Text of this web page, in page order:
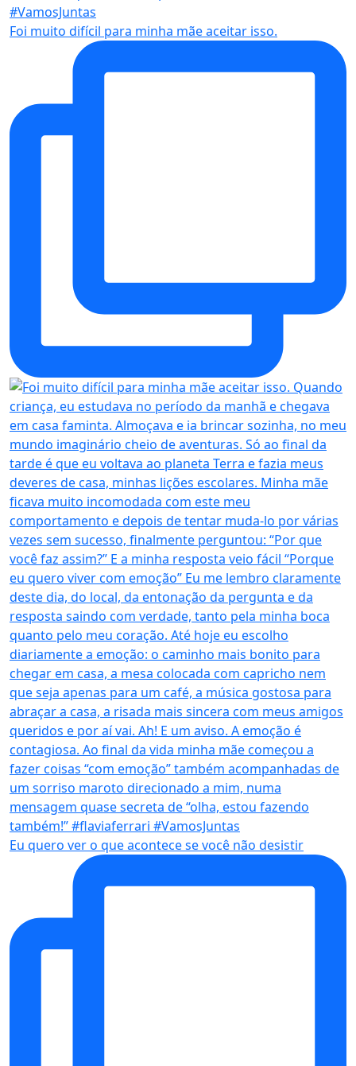
Foi muito difícil para minha mãe aceitar isso.
Eu quero ver o que acontece se você não desistir